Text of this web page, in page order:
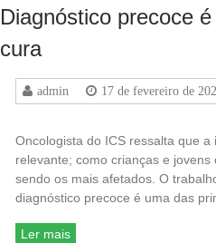
Diagnóstico precoce
cura
admin 17 de fevereiro de
Oncologista do ICS ressalta que a
relevante; como crianças e
sendo os mais afetados. O
diagnóstico precoce é uma das
Ler mais